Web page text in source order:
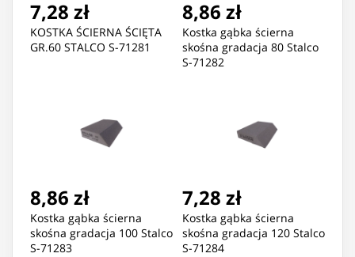
7,28 zł
KOSTKA ŚCIERNA ŚCIĘTA
GR.60 STALCO S-71281
8,86 zł
Kostka gąbka ścierna
skośna gradacja 80 Stalco
S-71282
8,86 zł
Kostka gąbka ścierna
skośna gradacja 100 Stalco
S-71283
7,28 zł
Kostka gąbka ścierna
skośna gradacja 120 Stalco
S-71284